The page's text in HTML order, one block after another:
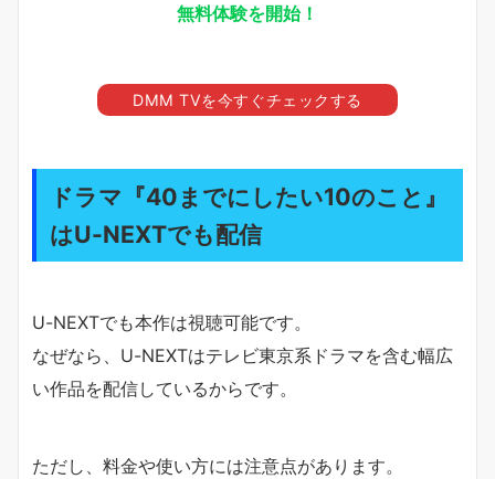
無料体験を開始！
DMM TVを今すぐチェックする
ドラマ『40までにしたい10のこと』
はU-NEXTでも配信
U-NEXTでも本作は視聴可能です。
なぜなら、U-NEXTはテレビ東京系ドラマを含む幅広
い作品を配信しているからです。
ただし、料金や使い方には注意点があります。